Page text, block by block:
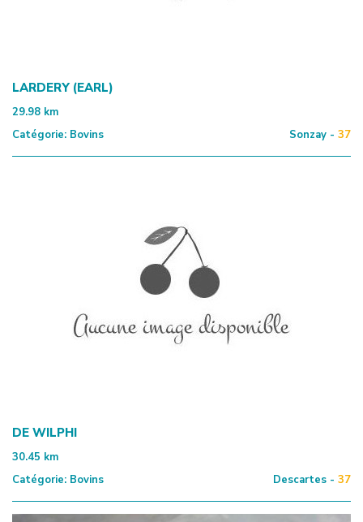
LARDERY (EARL)
29.98 km
Catégorie: Bovins Sonzay - 37
DE WILPHI
30.45 km
Catégorie: Bovins Descartes - 37